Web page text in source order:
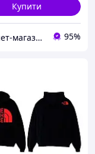
Купити
Інтернет-магазин "Dianora-Style" 95%